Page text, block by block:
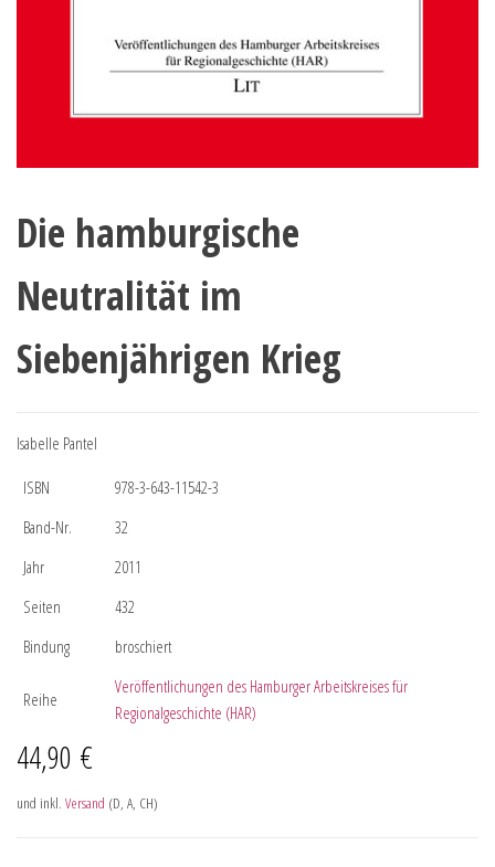
Die hamburgische
Neutralität im
Siebenjährigen Krieg
Isabelle Pantel
ISBN
978-3-643-11542-3
Band-Nr.
32
Jahr
2011
Seiten
432
Bindung
broschiert
Reihe
Veröffentlichungen des Hamburger Arbeitskreises für
Regionalgeschichte (HAR)
44,90 €
und inkl. Versand (D, A, CH)